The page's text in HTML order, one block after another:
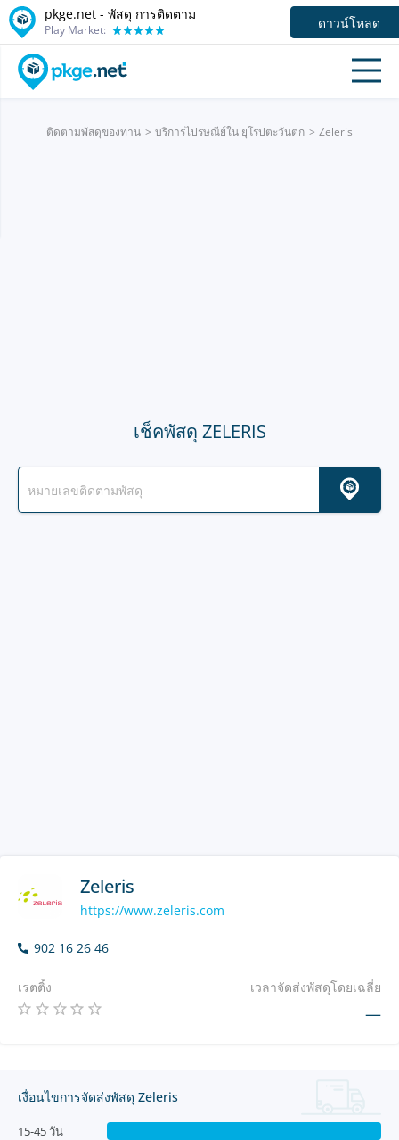
pkge.net - พัสดุ การติดตาม
Play Market: ดาวน์โหลด
ติดตามพัสดุของท่าน บริการไปรษณีย์ใน ยุโรปตะวันตก Zeleris
เช็คพัสดุ ZELERIS
Zeleris
https://www.zeleris.com
902 16 26 46
เรตติ้ง เวลาจัดส่งพัสดุโดยเฉลี่ย
—
เงื่อนไขการจัดส่งพัสดุ Zeleris
15-45 วัน